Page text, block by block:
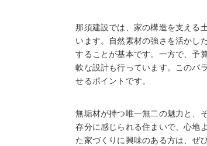
那須建設では、家の構造を支える
います。自然素材の強さを活かし
することが基本です。一方で、予
軟な設計も行っています。このバ
せるポイントです。
無垢材が持つ唯一無二の魅力と、
存分に感じられる住まいで、心地
た家づくりに興味のある方は、ぜ